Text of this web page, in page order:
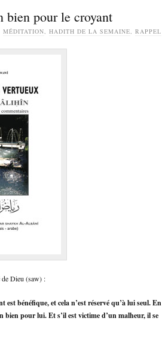
bien pour le croyant
MÉDITATION, HADITH DE LA SEMAINE, RAPPEL
de Dieu (saw) :
bénéfique, et cela n’est réservé qu’à lui seul. En
bien pour lui. Et s’il est victime d’un malheur, il se